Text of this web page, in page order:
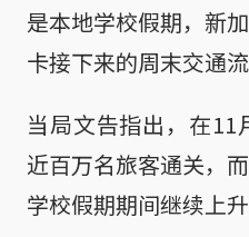
是本地学校假期，新
卡接下来的周末交通
当局文告指出，在11
近百万名旅客通关，
学校假期期间继续上升